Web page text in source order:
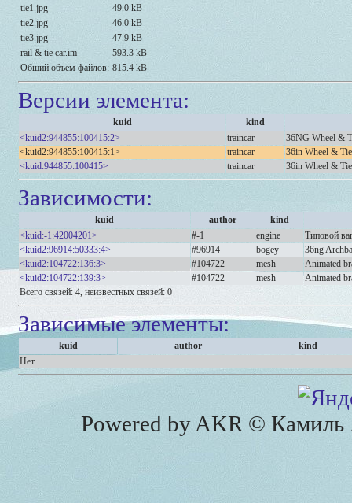
tie1.jpg
49.0 kB
tie2.jpg
46.0 kB
tie3.jpg
47.9 kB
rail & tie car.im
593.3 kB
Общий объём файлов: 815.4 kB
Версии элемента:
kuid
kind
<kuid2:944855:100415:2>
traincar
36NG Wheel &
<kuid2:944855:100415:1>
traincar
36in Wheel &
<kuid:944855:100415>
traincar 36in Wheel &
Зависимости:
kuid author
kind
<kuid:-1:42004201>
#-1 engine
Типовой
<kuid2:96914:50333:4>
#96914 bogey
36ng
<kuid2:104722:136:3>
#104722 mesh
Animated
<kuid2:104722:139:3>
#104722 mesh
Animated
Всего связей: 4, неизвестных связей: 0
Зависимые элементы:
kuid author
kind
Нет
Powered by AKR © Камиль